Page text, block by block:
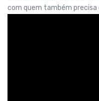
com quem também precisa